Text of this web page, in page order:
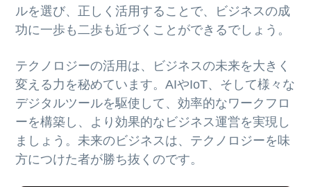
ルを選び、正しく活用することで、ビジネスの成
功に一歩も二歩も近づくことができるでしょう。
テクノロジーの活用は、ビジネスの未来を大きく
変える力を秘めています。AIやIoT、そして様々な
デジタルツールを駆使して、効率的なワークフロ
ーを構築し、より効果的なビジネス運営を実現し
ましょう。未来のビジネスは、テクノロジーを味
方につけた者が勝ち抜くのです。